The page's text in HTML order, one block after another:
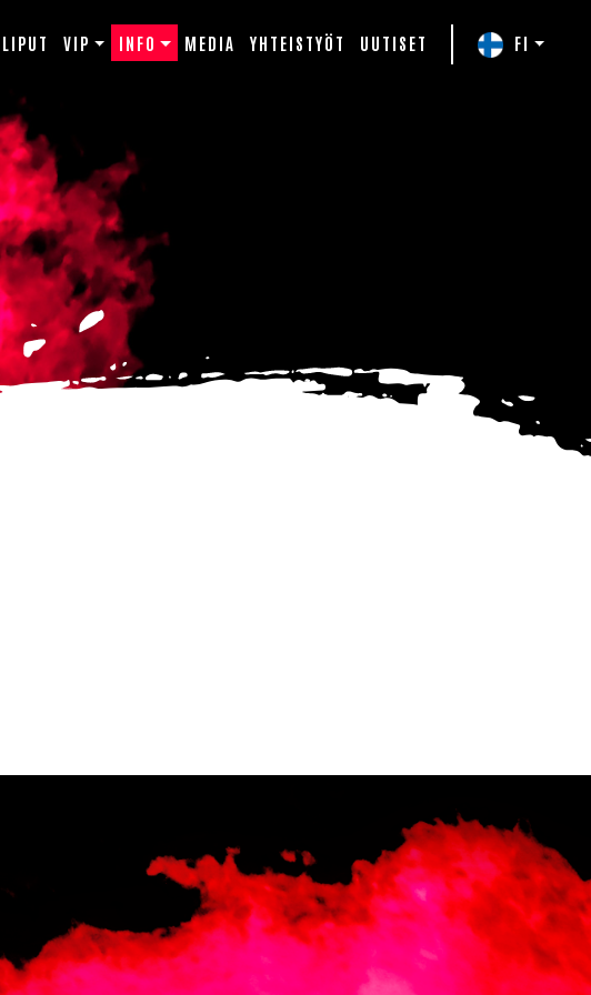
LIPUT VIP INFO MEDIA YHTEISTYÖT UUTISET FI